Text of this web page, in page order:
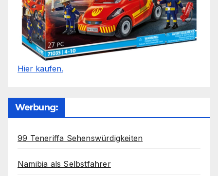
Hier kaufen.
Werbung:
99 Teneriffa Sehenswürdigkeiten
Namibia als Selbstfahrer